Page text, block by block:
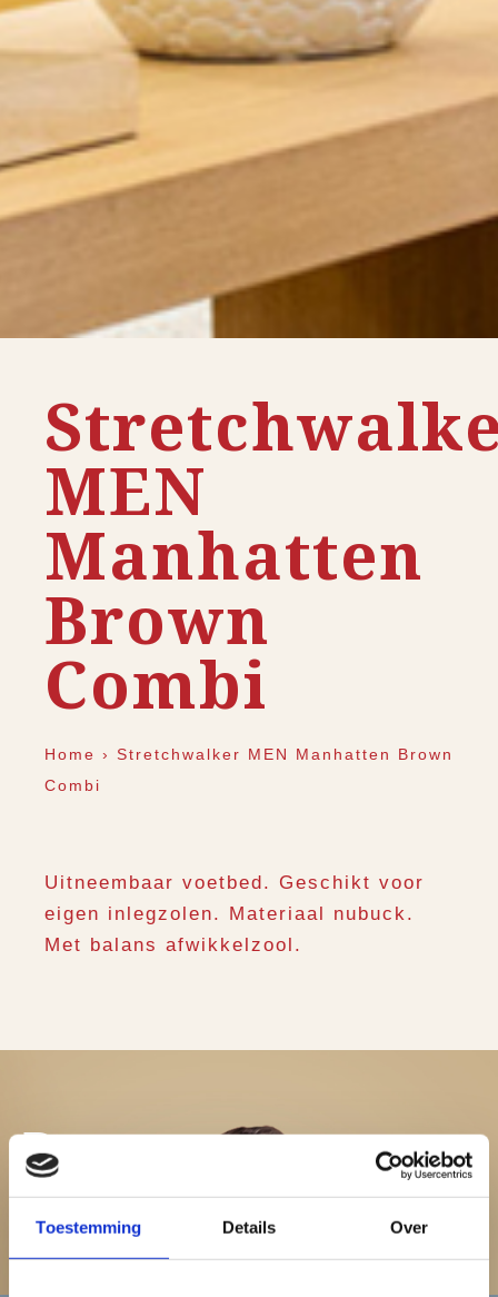
Toestemming Details Over
MEN
Manhatten
Brown
Combi
Home › Stretchwalker MEN Manhatten Brown
Combi
Uitneembaar voetbed. Geschikt voor
eigen inlegzolen. Materiaal nubuck.
Met balans afwikkelzool.
Dames
Bekijk de damescollectie